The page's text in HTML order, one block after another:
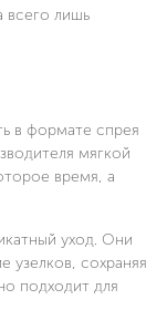
всего лишь
в формате спрея
мягкой
время, а
уход. Они
узелков, сохраняя
подходит для